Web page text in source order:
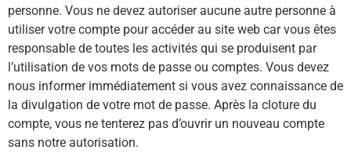
personne. Vous ne devez autoriser aucune autre personne à
utiliser votre compte pour accéder au site web car vous êtes
responsable de toutes les activités qui se produisent par
l’utilisation de vos mots de passe ou comptes. Vous devez
nous informer immédiatement si vous avez connaissance de
la divulgation de votre mot de passe. Après la cloture du
compte, vous ne tenterez pas d’ouvrir un nouveau compte
sans notre autorisation.